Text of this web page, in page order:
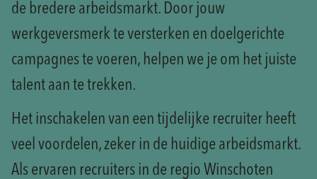
de bredere arbeidsmarkt. Door jouw
werkgeversmerk te versterken en doelgerichte
campagnes te voeren, helpen we je om het juiste
talent aan te trekken.
Het inschakelen van een tijdelijke recruiter heeft
veel voordelen, zeker in de huidige arbeidsmarkt.
Als ervaren recruiters in de regio Winschoten